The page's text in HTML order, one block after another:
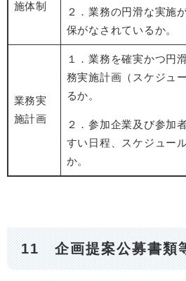
施体制
２．業務の円滑な実施
保がなされているか。
業務実
施計画
１．業務を確実かつ円
務実施計画（スケジュ
るか。
２．参加企業及び参加
すい日程、スケジュー
か。
11 企画提案公募書類